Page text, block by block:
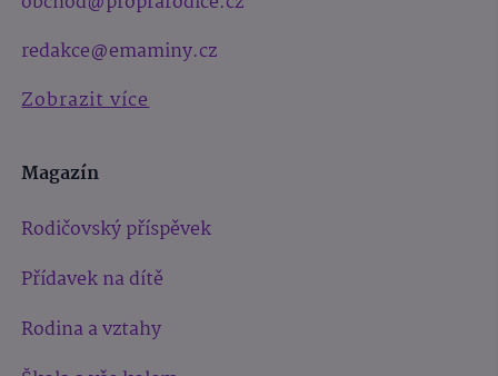
redakce@emaminy.cz
Zobrazit více
Magazín
Rodičovský příspěvek
Přídavek na dítě
Rodina a vztahy